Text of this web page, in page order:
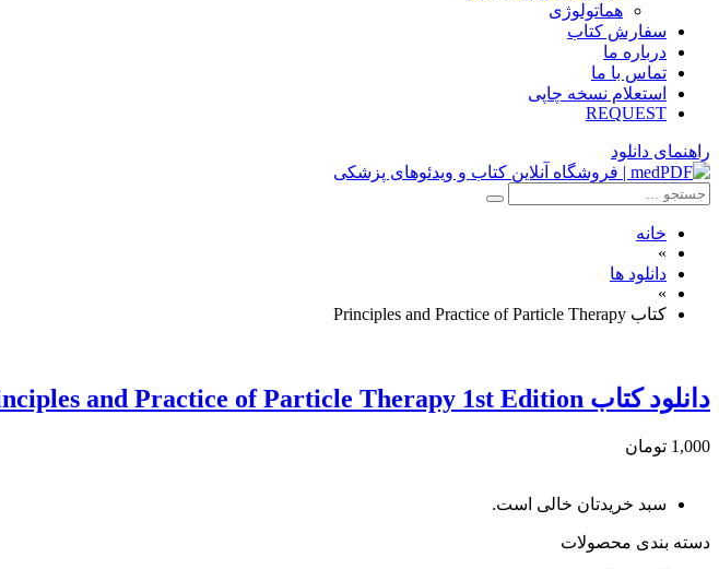
هماتولوژی
سفارش کتاب
درباره ما
تماس با ما
استعلام نسخه چاپی
REQUEST
راهنمای دانلود
خانه
»
دانلود ها
»
کتاب Principles and Practice of Particle Therapy
دانلود كتاب Principles and Practice of Particle Therapy 1st Edition
1,000 تومان
سبد خریدتان خالی است.
دسته بندی محصولات